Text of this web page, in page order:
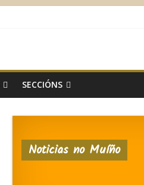
SECCIÓNS
Noticias no Muíño